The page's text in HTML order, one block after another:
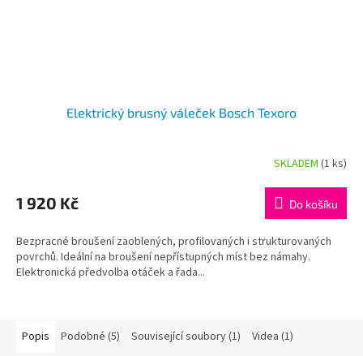
Elektrický brusný váleček Bosch Texoro
produktu
je
z
5
hvězdiček.
SKLADEM(1 ks)
1 920 Kč Do košíku
Bezpracné broušení zaoblených, profilovaných i strukturovaných
povrchů. Ideální na broušení nepřístupných míst bez námahy.
Elektronická předvolba otáček a řada...
Popis Podobné (5) Související soubory (1) Videa (1)